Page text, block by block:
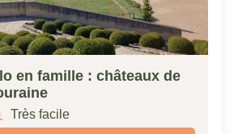
en famille : châteaux de
Très facile